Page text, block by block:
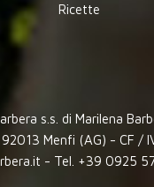
Ricette
s.s. di Marilena
Menfi (AG) - CF /
- Tel. +39 0925